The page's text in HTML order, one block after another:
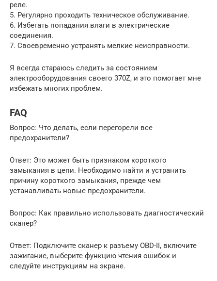
реле.
5. Регулярно проходить техническое обслуживание.
6. Избегать попадания влаги в электрические
соединения.
7. Своевременно устранять мелкие неисправности.
Я всегда стараюсь следить за состоянием
электрооборудования своего 370Z, и это помогает мне
избежать многих проблем.
FAQ
Вопрос: Что делать, если перегорели все
предохранители?
Ответ: Это может быть признаком короткого
замыкания в цепи. Необходимо найти и устранить
причину короткого замыкания, прежде чем
устанавливать новые предохранители.
Вопрос: Как правильно использовать диагностический
сканер?
Ответ: Подключите сканер к разъему OBD-II, включите
зажигание, выберите функцию чтения ошибок и
следуйте инструкциям на экране.